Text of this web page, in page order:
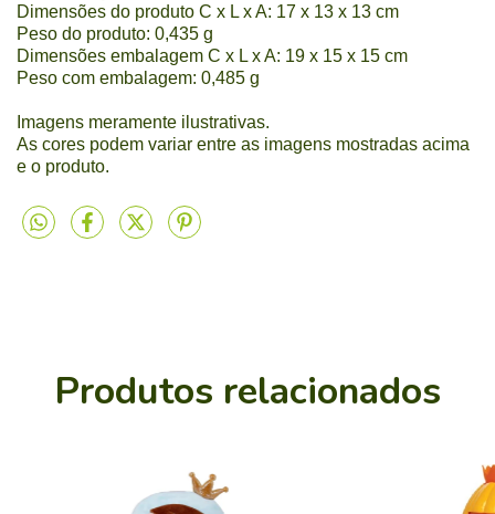
Dimensões do produto C x L x A: 17 x 13 x 13 cm
Peso do produto: 0,435 g
Dimensões embalagem C x L x A: 19 x 15 x 15 cm
Peso com embalagem: 0,485 g
Imagens meramente ilustrativas.
As cores podem variar entre as imagens mostradas acima
e o produto.
Produtos relacionados